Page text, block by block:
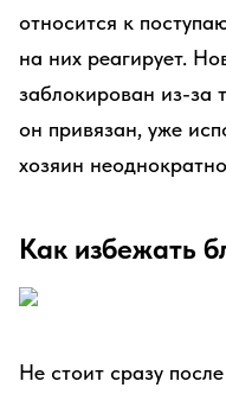
относится к
на них реагирует.
заблокирован из-за
он привязан, уже
хозяин
Как избежать
Не стоит сразу